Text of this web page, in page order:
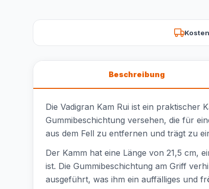
Beschreibung
Die Vadigran Kam Rui ist ein praktischer
Gummibeschichtung versehen, die für
aus dem Fell zu entfernen und trägt zu
Der Kamm hat eine Länge von 21,5 cm,
ist. Die Gummibeschichtung am Griff
ausgeführt, was ihm ein auffälliges und